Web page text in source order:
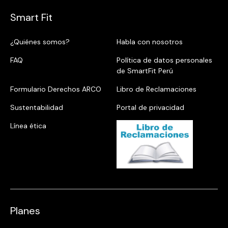
Smart Fit
¿Quiénes somos?
Habla con nosotros
FAQ
Política de datos personales
de SmartFit Perú
Formulario Derechos ARCO
Libro de Reclamaciones
Sustentabilidad
Portal de privacidad
Línea ética
Planes